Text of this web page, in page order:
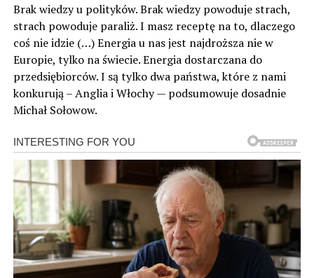
Brak wiedzy u polityków. Brak wiedzy powoduje strach,
strach powoduje paraliż. I masz receptę na to, dlaczego
coś nie idzie (…) Energia u nas jest najdroższa nie w
Europie, tylko na świecie. Energia dostarczana do
przedsiębiorców. I są tylko dwa państwa, które z nami
konkurują – Anglia i Włochy — podsumowuje dosadnie
Michał Sołowow.